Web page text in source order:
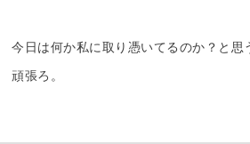
今日は何か私に取り憑いてるのか？と思
頑張ろ。